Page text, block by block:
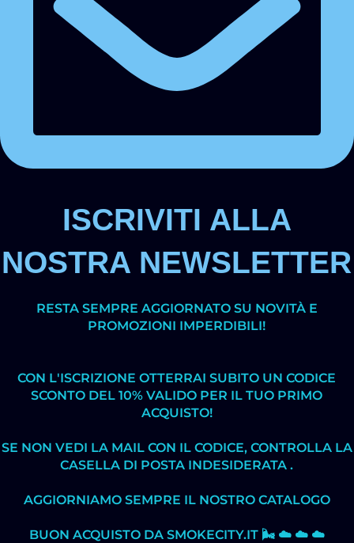
ISCRIVITI ALLA
NOSTRA NEWSLETTER
RESTA SEMPRE AGGIORNATO SU NOVITÀ E
PROMOZIONI IMPERDIBILI!
CON L'ISCRIZIONE OTTERRAI SUBITO UN CODICE
SCONTO DEL 10% VALIDO PER IL TUO PRIMO
ACQUISTO!
SE NON VEDI LA MAIL CON IL CODICE, CONTROLLA LA
CASELLA DI POSTA INDESIDERATA .
AGGIORNIAMO SEMPRE IL NOSTRO CATALOGO
BUON ACQUISTO DA SMOKECITY.IT 🌬️ ☁️ ☁️ ☁️